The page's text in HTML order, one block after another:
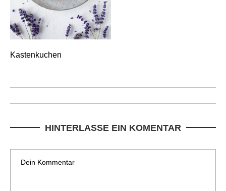
Kastenkuchen
HINTERLASSE EIN KOMENTAR